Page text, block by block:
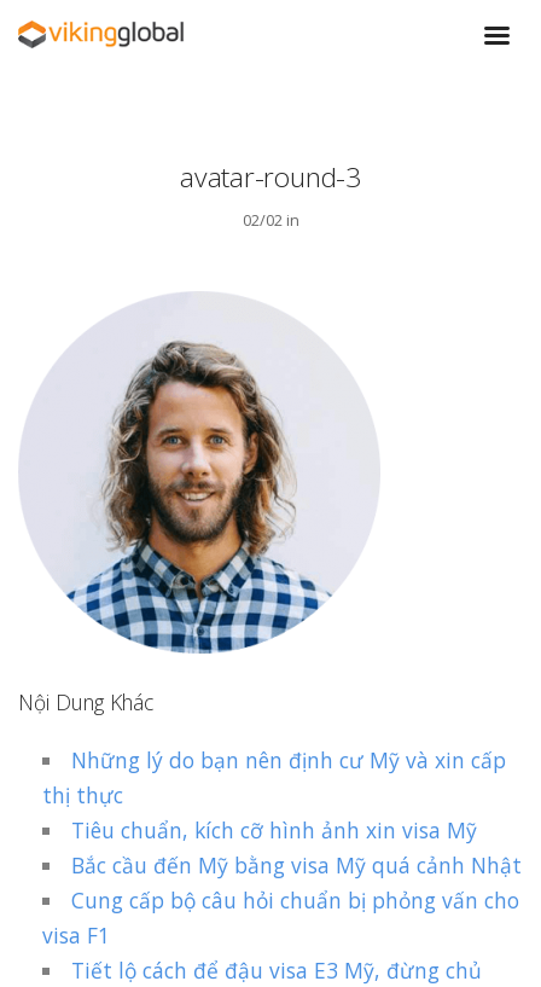
avatar-round-3
02/02 in
Nội Dung Khác
Những lý do bạn nên định cư Mỹ và xin cấp
thị thực
Tiêu chuẩn, kích cỡ hình ảnh xin visa Mỹ
Bắc cầu đến Mỹ bằng visa Mỹ quá cảnh Nhật
Cung cấp bộ câu hỏi chuẩn bị phỏng vấn cho
visa F1
Tiết lộ cách để đậu visa E3 Mỹ, đừng chủ